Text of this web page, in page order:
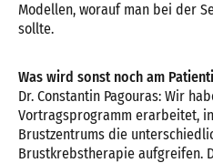
Modellen, worauf man bei der
sollte.
Was wird sonst noch am
Dr. Constantin Pagouras: Wir
Vortragsprogramm erarbeitet,
Brustzentrums die
Brustkrebstherapie aufgreifen.